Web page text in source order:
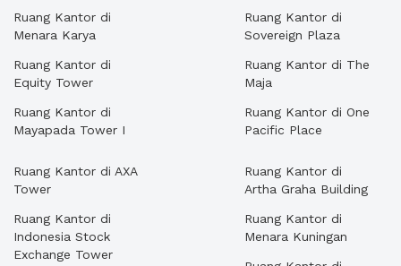
Ruang Kantor di
Menara Karya
Ruang Kantor di
Equity Tower
Ruang Kantor di
Mayapada Tower I
Ruang Kantor di
Sovereign Plaza
Ruang Kantor di The
Maja
Ruang Kantor di One
Pacific Place
Ruang Kantor di AXA
Tower
Ruang Kantor di
Indonesia Stock
Exchange Tower
Ruang Kantor di
Artha Graha Building
Ruang Kantor di
Menara Kuningan